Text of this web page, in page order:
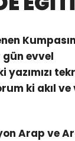
evvel
yazımızı
ki akıl
Arap ve